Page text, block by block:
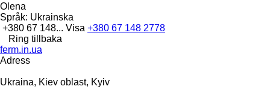
Olena
Språk: Ukrainska
+380 67 148... Visa +380 67 148 2778
Ring tillbaka
ferm.in.ua
Adress
Ukraina, Kiev oblast, Kyiv